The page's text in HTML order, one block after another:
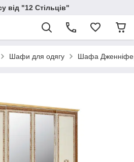
від "12 Стільців"
Шафи для одягу Шафа